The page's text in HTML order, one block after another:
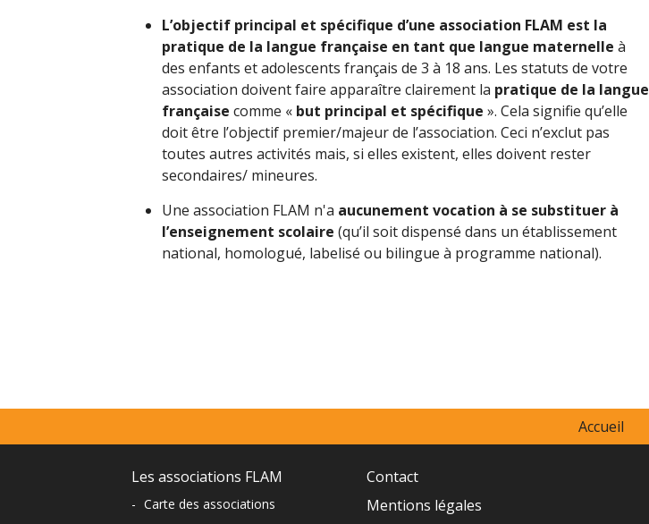
L’objectif principal et spécifique d’une association FLAM est la
pratique de la langue française en tant que langue maternelle à
des enfants et adolescents français de 3 à 18 ans. Les statuts de votre
association doivent faire apparaître clairement la pratique de la langue
française comme « but principal et spécifique ». Cela signifie qu’elle
doit être l’objectif premier/majeur de l’association. Ceci n’exclut pas
toutes autres activités mais, si elles existent, elles doivent rester
secondaires/ mineures.
Une association FLAM n'a aucunement vocation à se substituer à
l’enseignement scolaire (qu’il soit dispensé dans un établissement
national, homologué, labelisé ou bilingue à programme national).
Accueil
Navigation
du
Les associations FLAM
- Carte des associations
Contact
Mentions légales